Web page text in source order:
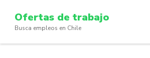
content
(Press
Ofertas de trabajo
Busca empleos en Chile